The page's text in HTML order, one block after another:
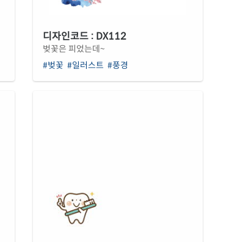
디자인코드 : DX112
벚꽃은 피었는데~
#벚꽃 #일러스트 #풍경